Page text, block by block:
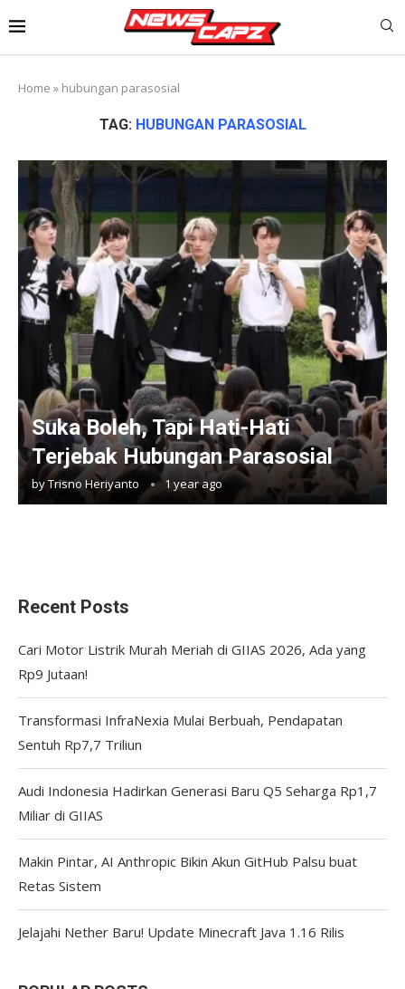
Home » hubungan parasosial
TAG: HUBUNGAN PARASOSIAL
Suka Boleh, Tapi Hati-Hati
Terjebak Hubungan Parasosial
byTrisno Heriyanto 1 year ago
Recent Posts
Cari Motor Listrik Murah Meriah di GIIAS 2026, Ada yang
Rp9 Jutaan!
Transformasi InfraNexia Mulai Berbuah, Pendapatan
Sentuh Rp7,7 Triliun
Audi Indonesia Hadirkan Generasi Baru Q5 Seharga Rp1,7
Miliar di GIIAS
Makin Pintar, AI Anthropic Bikin Akun GitHub Palsu buat
Retas Sistem
Jelajahi Nether Baru! Update Minecraft Java 1.16 Rilis